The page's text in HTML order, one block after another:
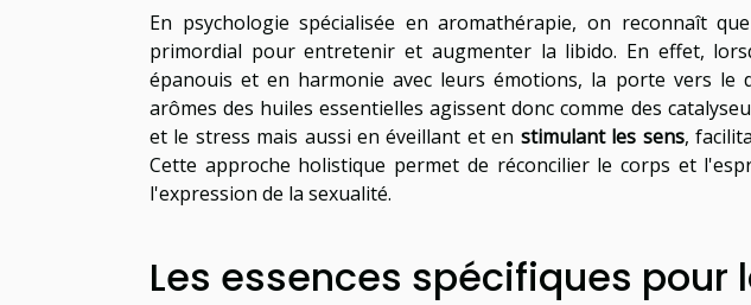
En psychologie spécialisée en aromathérapie, on reconnaît
primordial pour entretenir et augmenter la libido. En effet,
épanouis et en harmonie avec leurs émotions, la porte vers le
arômes des huiles essentielles agissent donc comme des
et le stress mais aussi en éveillant et en stimulant les sens,
Cette approche holistique permet de réconcilier le corps et
l'expression de la sexualité.
Les essences spécifiques pour